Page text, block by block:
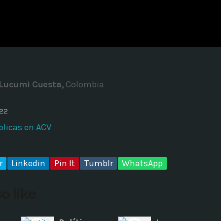
Time
Cuesta, Colombia
en ACV
Linkedin Pin It Tumblr WhatsApp